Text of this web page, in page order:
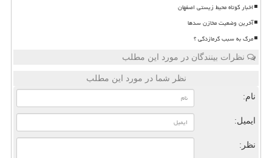
اخبار کوتاه محیط زیستی اصفهان
آخرین وضعیت مخازن سدها
مرگ به سبب گرمازدگی ؟
نظرات بینندگان در مورد این مطلب
نظر شما در مورد این مطلب
نام:
ایمیل:
نظر: